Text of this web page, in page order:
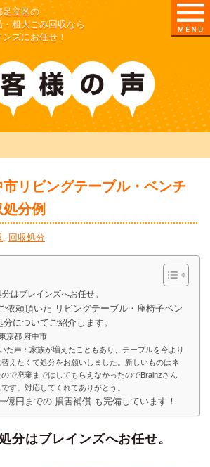
足立区の
・粗大ごみ回収なら
ンズにお任せ！
リビングテーブル・ベンチ
分例
, 回収処分
はブレインズへお任せ。
依頼頂いた リビングテーブル・座椅子ベン
についてご紹介します。
京都 府中市
た声：家族が増えたこともあり、テーブルを今より
えたくて処分をお願いしました。新しいものはネ
で廃棄まではしてもらえなかったのでBrainzさん
す。対応してくれてありがとう。
億円までの 損害補償 も完備しています！
分はブレインズへお任せ。